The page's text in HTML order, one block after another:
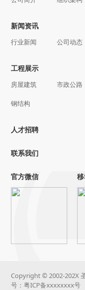
新闻资讯
行业新闻 公司动态
工程展示
房屋建筑 市政公路
钢结构
人才招聘
联系我们
官方微信
Copyright © 2002-202X
号：粤ICP备xxxxxxxx号